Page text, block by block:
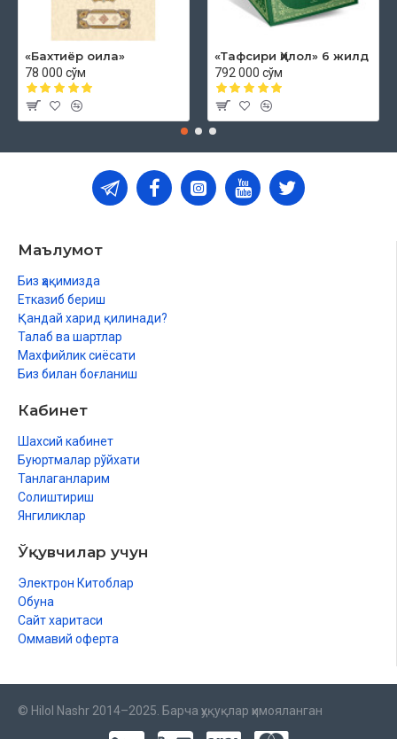
«Бахтиёр оила»
78 000 сўм
«Тафсири Ҳилол» 6 жилд
792 000 сўм
Маълумот
Биз ҳақимизда
Етказиб бериш
Қандай харид қилинади?
Талаб ва шартлар
Махфийлик сиёсати
Биз билан боғланиш
Кабинет
Шахсий кабинет
Буюртмалар рўйхати
Танлаганларим
Солиштириш
Янгиликлар
Ўқувчилар учун
Электрон Китоблар
Обуна
Сайт харитаси
Оммавий оферта
© Hilol Nashr 2014–2025. Барча ҳуқуқлар ҳимояланган